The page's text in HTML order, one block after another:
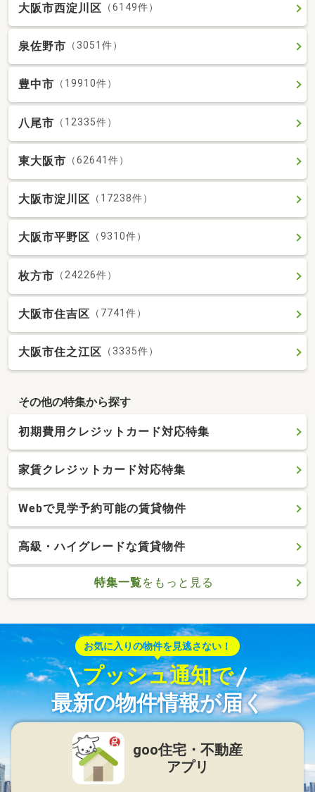
大阪市西淀川区 （6149件）
泉佐野市 （3051件）
豊中市 （19910件）
八尾市 （12335件）
東大阪市 （62641件）
大阪市淀川区 （17238件）
大阪市平野区 （9310件）
枚方市 （24226件）
大阪市住吉区 （7741件）
大阪市住之江区 （3335件）
その他の特集から探す
初期費用クレジットカード対応特集
家賃クレジットカード対応特集
Webで見学予約可能の賃貸物件
高級・ハイグレードな賃貸物件
特集一覧をもっと見る
お気に入りの物件を見逃さない！
プッシュ通知で
最新の物件情報が届く
goo住宅・不動産
アプリ